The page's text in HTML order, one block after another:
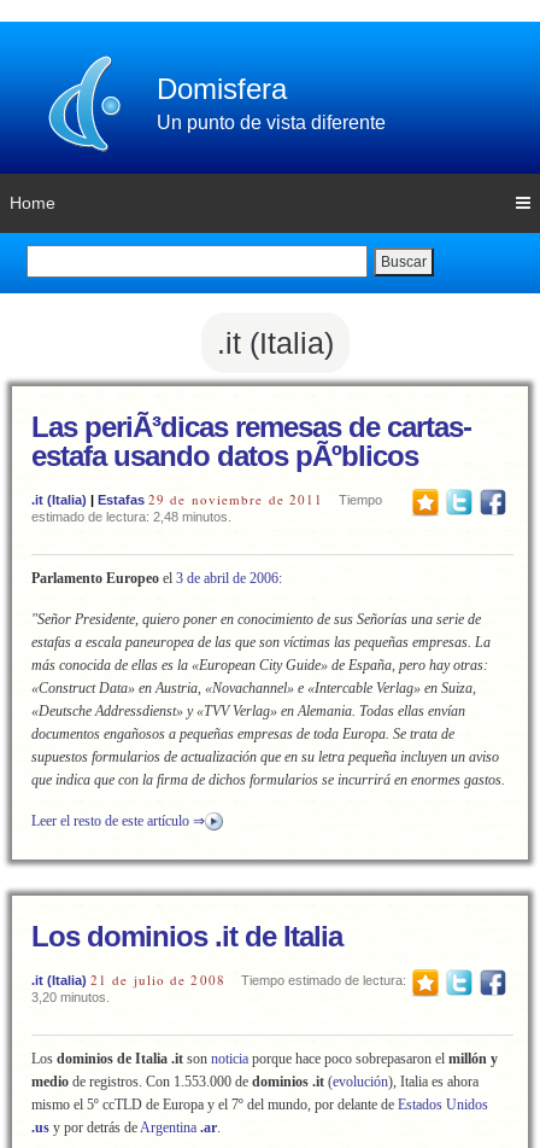
Domisfera
Un punto de vista diferente
Home
Buscar
.it (Italia)
Las periÃ³dicas remesas de cartas-
estafa usando datos pÃºblicos
.it (Italia) | Estafas 29 de noviembre de 2011
Tiempo
estimado de lectura: 2,48 minutos.
Parlamento Europeo el 3 de abril de 2006:
"Señor Presidente, quiero poner en conocimiento de sus Señorías una serie de
estafas a escala paneuropea de las que son víctimas las pequeñas empresas. La
más conocida de ellas es la «European City Guide» de España, pero hay otras:
«Construct Data» en Austria, «Novachannel» e «Intercable Verlag» en Suiza,
«Deutsche Addressdienst» y «TVV Verlag» en Alemania. Todas ellas envían
documentos engañosos a pequeñas empresas de toda Europa. Se trata de
supuestos formularios de actualización que en su letra pequeña incluyen un aviso
que indica que con la firma de dichos formularios se incurrirá en enormes gastos.
Leer el resto de este artículo ⇒
Los dominios .it de Italia
.it (Italia) 21 de julio de 2008
Tiempo estimado de lectura:
3,20 minutos.
Los dominios de Italia .it son noticia porque hace poco sobrepasaron el millón y
medio de registros. Con 1.553.000 de dominios .it (evolución), Italia es ahora
mismo el 5º ccTLD de Europa y el 7º del mundo, por delante de Estados Unidos
.us y por detrás deArgentina .ar.